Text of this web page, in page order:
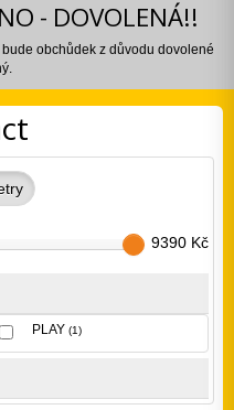
- DOVOLENÁ!!
obchůdek z důvodu dovolené
9390 Kč
PLAY(1)